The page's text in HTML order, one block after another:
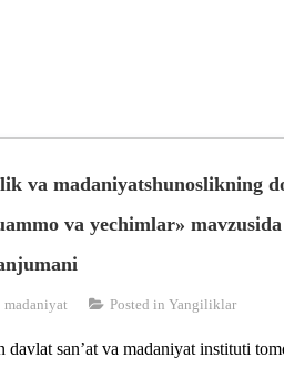
va madaniyatshunoslikning
va yechimlar»
madaniyat Posted in Yangiliklar
davlat san’at va madaniyat instituti